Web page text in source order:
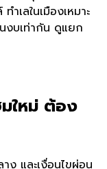
ำเลในเมืองเหมาะ
งบเท่ากัน ดูแยก
ใหม่ ต้อง
ง และเงื่อนไขผ่อน